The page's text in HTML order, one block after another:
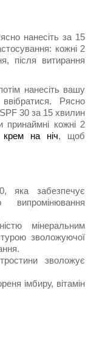
нанесіть за 15
кожні 2
після витирання
нанесіть вашу
Рясно
30 за 15 хвилин
кожні 2
крем на ніч, щоб
яка забезпечує
випромінювання
мінеральним
зволожуючої
зволожує
імбиру, вітамін